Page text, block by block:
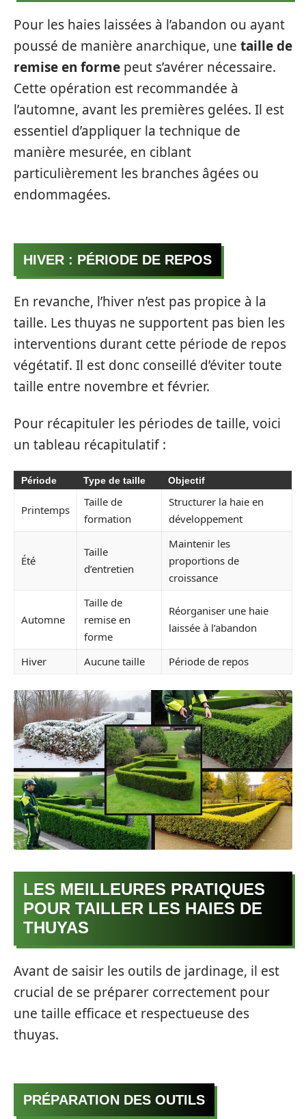
Pour les haies laissées à l’abandon ou ayant
poussé de manière anarchique, une taille de
remise en forme peut s’avérer nécessaire.
Cette opération est recommandée à
l’automne, avant les premières gelées. Il est
essentiel d’appliquer la technique de
manière mesurée, en ciblant
particulièrement les branches âgées ou
endommagées.
HIVER : PÉRIODE DE REPOS
En revanche, l’hiver n’est pas propice à la
taille. Les thuyas ne supportent pas bien les
interventions durant cette période de repos
végétatif. Il est donc conseillé d’éviter toute
taille entre novembre et février.
Pour récapituler les périodes de taille, voici
un tableau récapitulatif :
Période Type de taille Objectif
Printemps
Taille de
formation
Structurer la haie en
développement
Été
Taille
d’entretien
Maintenir les
proportions de
croissance
Automne
Taille de
remise en
forme
Réorganiser une haie
laissée à l’abandon
Hiver Aucune taille Période de repos
LES MEILLEURES PRATIQUES
POUR TAILLER LES HAIES DE
THUYAS
Avant de saisir les outils de jardinage, il est
crucial de se préparer correctement pour
une taille efficace et respectueuse des
thuyas.
PRÉPARATION DES OUTILS